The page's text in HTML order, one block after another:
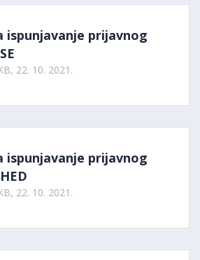
ispunjavanje prijavnog
22. 10. 2021.
ispunjavanje prijavnog
22. 10. 2021.